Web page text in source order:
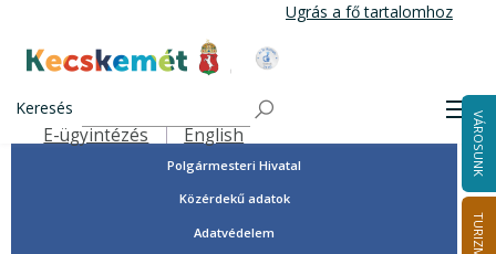
tartalomra
Ugrás a fő tartalomhoz
Kecskemét Város Honlapja
Keresés
Felső navigáció
E-ügyintézés English VÁROSUNK
Tisztségviselők, képviselők
Országgyűlési képviselők
Önkormányzat
Polgármesteri Hivatal
Közérdekű adatok
Adatvédelem